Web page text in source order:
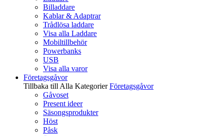
Billaddare
Kablar & Adaptrar
Trådlösa laddare
Visa alla Laddare
Mobiltillbehör
Powerbanks
USB
Visa alla varor
Företagsgåvor
Tillbaka till Alla Kategorier Företagsgåvor
Gåvoset
Present ideer
Säsongsprodukter
Höst
Påsk